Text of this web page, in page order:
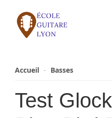
contenu
Accueil - Basses
Test